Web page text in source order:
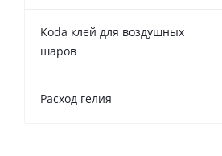
Koda клей для воздушных
шаров
Расход гелия